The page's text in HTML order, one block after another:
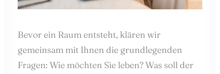
Bevor ein Raum entsteht, klären wir
gemeinsam mit Ihnen die grundlegenden
Fragen: Wie möchten Sie leben? Was soll der